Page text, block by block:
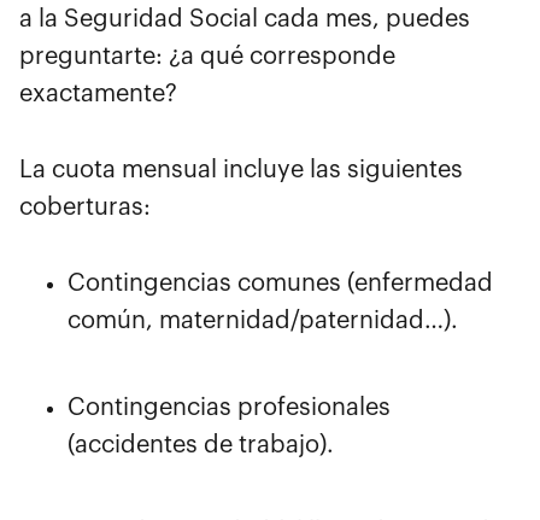
a la Seguridad Social cada mes, puedes
preguntarte: ¿a qué corresponde
exactamente?
La cuota mensual incluye las siguientes
coberturas:
Contingencias comunes (enfermedad
común, maternidad/paternidad…).
Contingencias profesionales
(accidentes de trabajo).